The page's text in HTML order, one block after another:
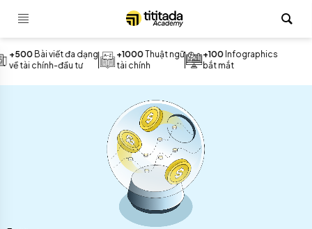
Bài viết đa dạng
đầu tư
+1000Thuật ngữ
tài chính
+100Infographics
bắt mắt